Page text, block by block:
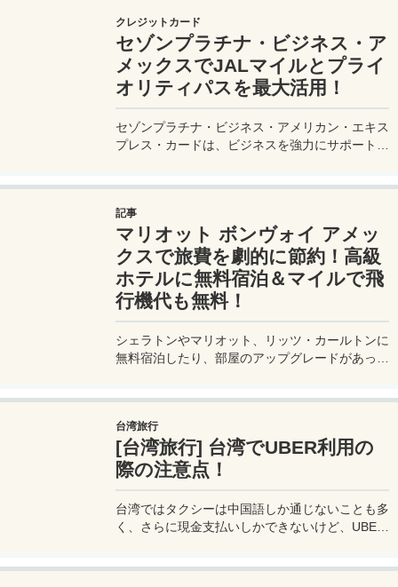
クレジットカード
セゾンプラチナ・ビジネス・ア
メックスでJALマイルとプライ
オリティパスを最大活用！
セゾンプラチナ・ビジネス・アメリカン・エキス
プレス・カードは、ビジネスを強力にサポートす
最適です。初年度の年会費無料も魅力。ステータ
スと実用性を兼ね備えたビジネスカードで、あな
たのビジネスをワンランクアップさせませんか？
記事
マリオット ボンヴォイ アメッ
クスで旅費を劇的に節約！高級
ホテルに無料宿泊＆マイルで飛
行機代も無料！
シェラトンやマリオット、リッツ・カールトンに
無料宿泊したり、部屋のアップグレードがあった
カード 」の魅力とメリット、デメリットを交え
詳しく紹介していきたい。
台湾旅行
[台湾旅行] 台湾でUBER利用の
際の注意点！
台湾ではタクシーは中国語しか通じないことも多
く、さらに現金支払いしかできないけど、UBER